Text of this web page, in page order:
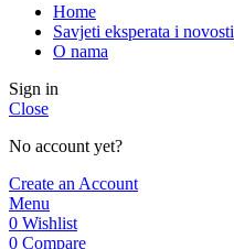
Home
Savjeti eksperata i novosti
O nama
Sign in
Close
No account yet?
Create an Account
Menu
0 Wishlist
0 Compare